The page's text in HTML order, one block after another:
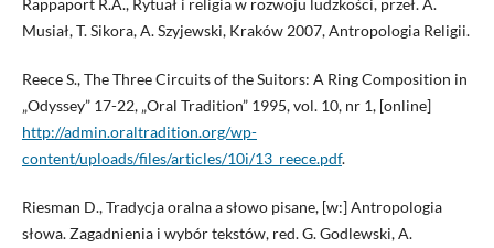
Musiał, T. Sikora, A. Szyjewski, Kraków 2007, Antropologia Religii.
Reece S., The Three Circuits of the Suitors: A Ring Composition in
„Odyssey” 17-22, „Oral Tradition” 1995, vol. 10, nr 1, [online]
http://admin.oraltradition.org/wp-
content/uploads/files/articles/10i/13_reece.pdf.
Riesman D., Tradycja oralna a słowo pisane, [w:] Antropologia
słowa. Zagadnienia i wybór tekstów, red. G. Godlewski, A.